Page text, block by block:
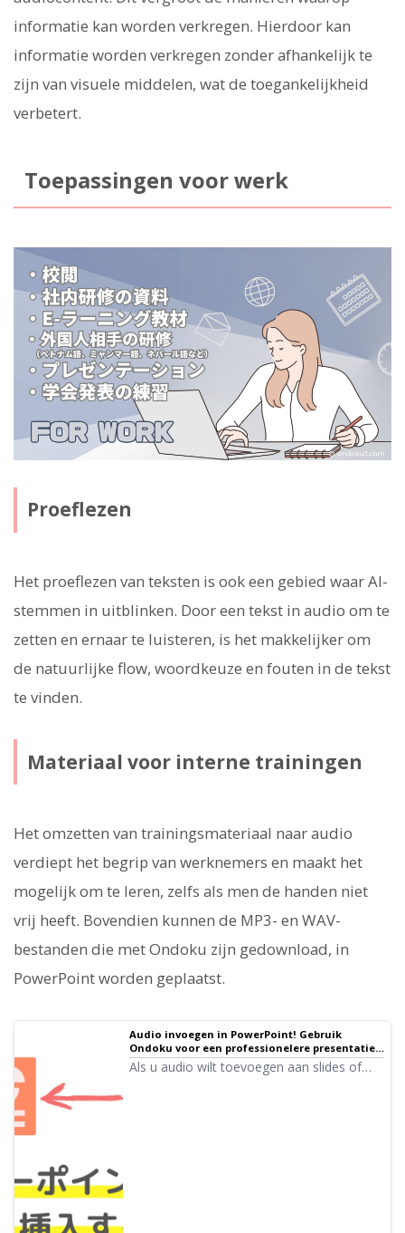
informatie kan worden verkregen. Hierdoor kan
informatie worden verkregen zonder afhankelijk te
zijn van visuele middelen, wat de toegankelijkheid
verbetert.
Toepassingen voor werk
Proeflezen
Het proeflezen van teksten is ook een gebied waar AI-
stemmen in uitblinken. Door een tekst in audio om te
zetten en ernaar te luisteren, is het makkelijker om
de natuurlijke flow, woordkeuze en fouten in de tekst
te vinden.
Materiaal voor interne trainingen
Het omzetten van trainingsmateriaal naar audio
verdiept het begrip van werknemers en maakt het
mogelijk om te leren, zelfs als men de handen niet
vrij heeft. Bovendien kunnen de MP3- en WAV-
bestanden die met Ondoku zijn gedownload, in
PowerPoint worden geplaatst.
Audio invoegen in PowerPoint! Gebruik
Ondoku voor een professionelere presentatie.
｜ Tekst-naar-spraak software Ondoku
Als u audio wilt toevoegen aan slides of